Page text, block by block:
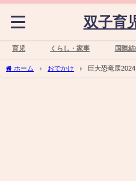
双子育
育児 くらし・家事 国際結
ホーム おでかけ 巨大恐竜展